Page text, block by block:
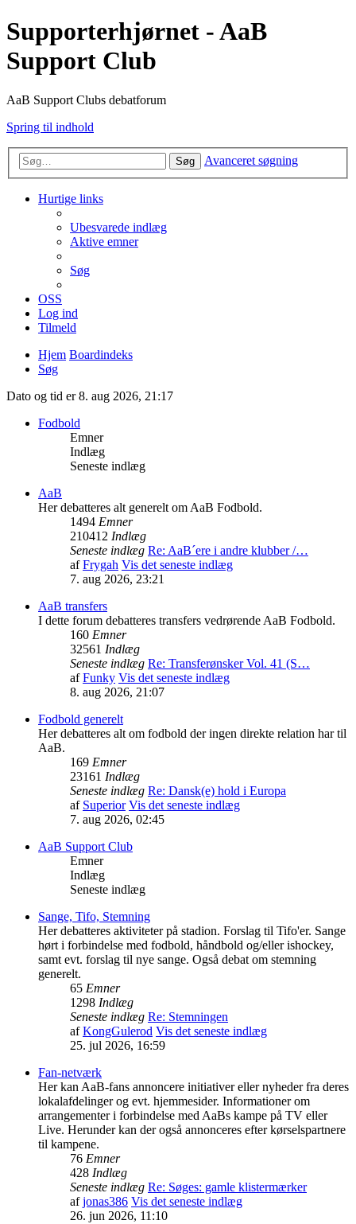
Supporterhjørnet - AaB
Support Club
AaB Support Clubs debatforum
Spring til indhold
Søg Avanceret søgning
Hurtige links
Ubesvarede indlæg
Aktive emner
Søg
OSS
Log ind
Tilmeld
Hjem Boardindeks
Søg
Dato og tid er 8. aug 2026, 21:17
Fodbold
Emner
Indlæg
Seneste indlæg
AaB
Her debatteres alt generelt om AaB Fodbold.
1494 Emner
210412 Indlæg
Seneste indlæg Re: AaB´ere i andre klubber /…
afFrygah Vis det seneste indlæg
7. aug 2026, 23:21
AaB transfers
I dette forum debatteres transfers vedrørende AaB Fodbold.
160 Emner
32561 Indlæg
Seneste indlæg Re: Transferønsker Vol. 41 (S…
afFunky Vis det seneste indlæg
8. aug 2026, 21:07
Fodbold generelt
Her debatteres alt om fodbold der ingen direkte relation har til
AaB.
169 Emner
23161 Indlæg
Seneste indlæg Re: Dansk(e) hold i Europa
af Superior Vis det seneste indlæg
7. aug 2026, 02:45
AaB Support Club
Emner
Indlæg
Seneste indlæg
Sange, Tifo, Stemning
Her debatteres aktiviteter på stadion. Forslag til Tifo'er. Sange
hørt i forbindelse med fodbold, håndbold og/eller ishockey,
samt evt. forslag til nye sange. Også debat om stemning
generelt.
65 Emner
1298 Indlæg
Seneste indlæg Re: Stemningen
afKongGulerod Vis det seneste indlæg
25. jul 2026, 16:59
Fan-netværk
Her kan AaB-fans annoncere initiativer eller nyheder fra deres
lokalafdelinger og evt. hjemmesider. Informationer om
arrangementer i forbindelse med AaBs kampe på TV eller
Live. Herunder kan der også annonceres efter kørselspartnere
til kampene.
76 Emner
428 Indlæg
Seneste indlæg Re: Søges: gamle klistermærker
afjonas386 Vis det seneste indlæg
26. jun 2026, 11:10